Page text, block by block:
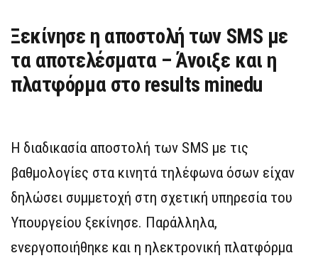
Ξεκίνησε η αποστολή των SMS με
τα αποτελέσματα – Άνοιξε και η
πλατφόρμα στο results minedu
H διαδικασία αποστολή των SMS με τις
βαθμολογίες στα κινητά τηλέφωνα όσων είχαν
δηλώσει συμμετοχή στη σχετική υπηρεσία του
Υπουργείου ξεκίνησε. Παράλληλα,
ενεργοποιήθηκε και η ηλεκτρονική πλατφόρμα